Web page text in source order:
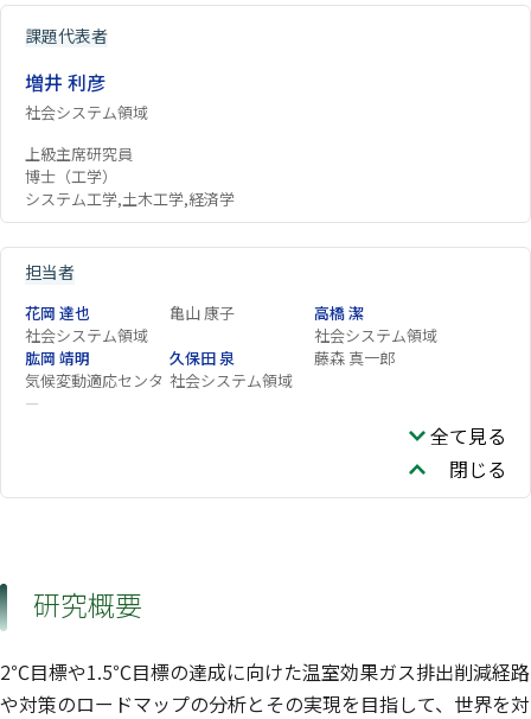
課題代表者
増井 利彦
社会システム領域
上級主席研究員
博士（工学）
システム工学,土木工学,経済学
担当者
花岡 達也
社会システム領域
亀山 康子
高橋 潔
社会システム領域
肱岡 靖明
気候変動適応センタ
ー
久保田 泉
社会システム領域
藤森 真一郎
社会システム領域
全て見る
閉じる
研究概要
2℃目標や1.5℃目標の達成に向けた温室効果ガス排出削減経路
や対策のロードマップの分析とその実現を目指して、世界を対